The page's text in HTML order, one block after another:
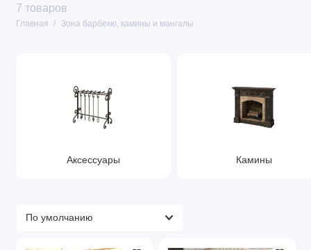
7 товаров
Главная Зона барбекю, камины и мангалы
Аксессуары Камины